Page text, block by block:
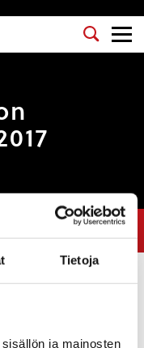
Tietoja
ja mainosten
esityslista